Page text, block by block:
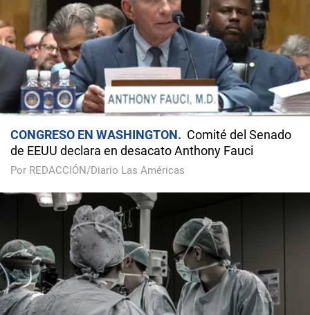
CONGRESO EN WASHINGTON
Comité del Senado
de EEUU declara en desacato Anthony Fauci
Por REDACCIÓN/Diario Las Américas